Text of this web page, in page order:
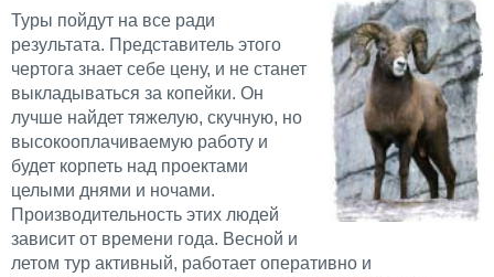
Туры пойдут на все ради
результата. Представитель этого
чертога знает себе цену, и не станет
выкладываться за копейки. Он
лучше найдет тяжелую, скучную, но
высокооплачиваемую работу и
будет корпеть над проектами
целыми днями и ночами.
Производительность этих людей
зависит от времени года. Весной и
летом тур активный, работает оперативно и